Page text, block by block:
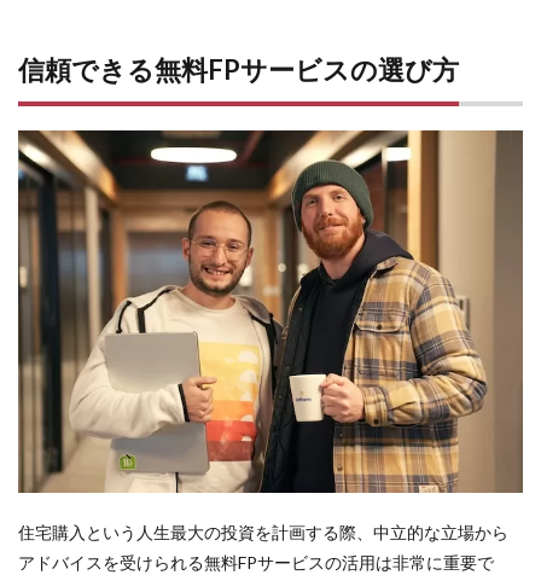
信頼できる無料FPサービスの選び方
住宅購入という人生最大の投資を計画する際、中立的な立場から
アドバイスを受けられる無料FPサービスの活用は非常に重要で